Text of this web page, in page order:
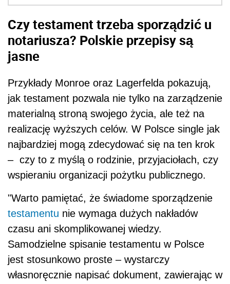
Czy testament trzeba sporządzić u
notariusza? Polskie przepisy są
jasne
Przykłady Monroe oraz Lagerfelda pokazują,
jak testament pozwala nie tylko na zarządzenie
materialną stroną swojego życia, ale też na
realizację wyższych celów. W Polsce single jak
najbardziej mogą zdecydować się na ten krok
– czy to z myślą o rodzinie, przyjaciołach, czy
wspieraniu organizacji pożytku publicznego.
"Warto pamiętać, że świadome sporządzenie
testamentu nie wymaga dużych nakładów
czasu ani skomplikowanej wiedzy.
Samodzielne spisanie testamentu w Polsce
jest stosunkowo proste – wystarczy
własnoręcznie napisać dokument, zawierając w